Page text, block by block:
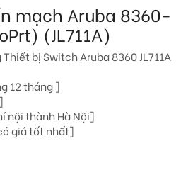
mạch Aruba 8360-
(JL711A)
bị Switch Aruba 8360 JL711A
12 tháng ]
nội thành Hà Nội]
giá tốt nhất]